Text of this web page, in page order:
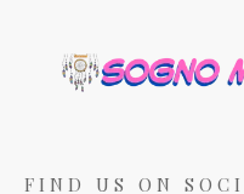
FIND US ON